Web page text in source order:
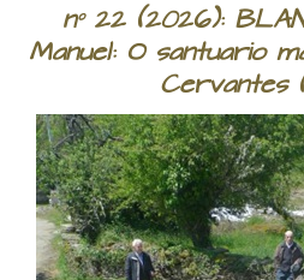
nº 22 (2026):
Manuel: O santuario
Cervantes